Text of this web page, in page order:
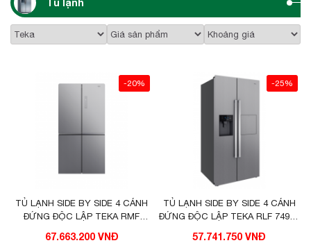
-20%
TỦ LẠNH SIDE BY SIDE 4 CÁNH
ĐỨNG ĐỘC LẬP TEKA RMF
67.663.200 VNĐ
-25%
TỦ LẠNH SIDE BY SIDE 4 CÁNH
ĐỨNG ĐỘC LẬP TEKA RLF 74925
57.741.750 VNĐ